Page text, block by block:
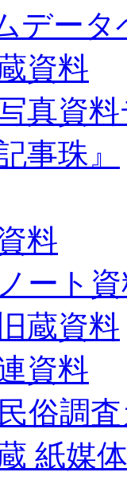
データ
資料
真資
事珠』
料
ート
蔵資料
資料
俗調査
紙媒